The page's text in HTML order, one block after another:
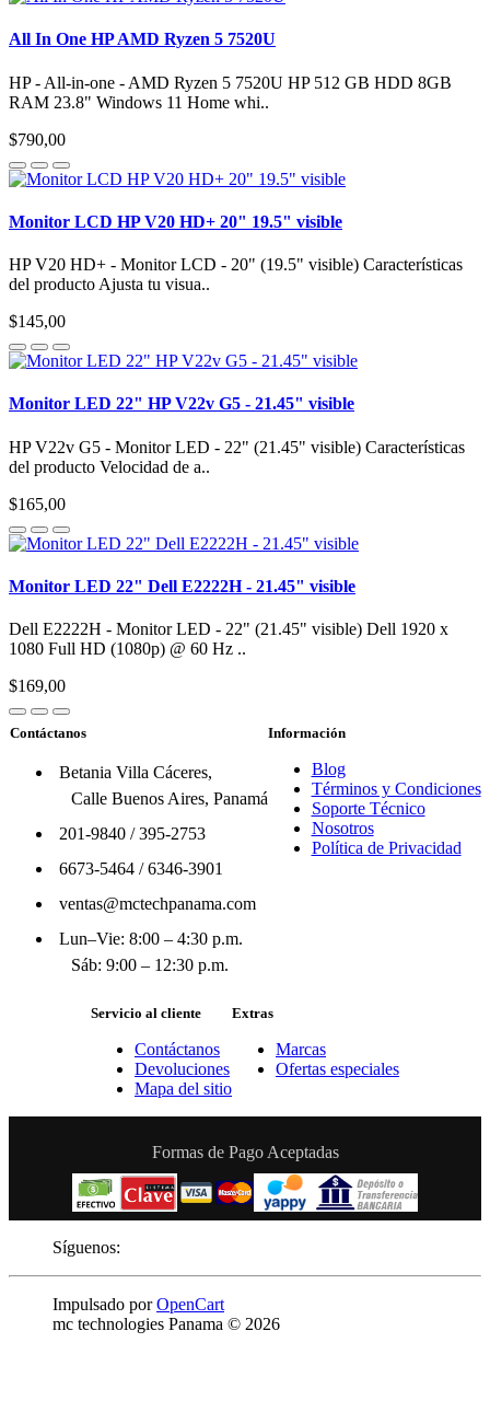
All In One HP AMD Ryzen 5 7520U
HP - All-in-one - AMD Ryzen 5 7520U HP 512 GB HDD 8GB
RAM 23.8" Windows 11 Home whi..
$790,00
Monitor LCD HP V20 HD+ 20" 19.5" visible
HP V20 HD+ - Monitor LCD - 20" (19.5" visible) Características
del producto Ajusta tu visua..
$145,00
Monitor LED 22" HP V22v G5 - 21.45" visible
HP V22v G5 - Monitor LED - 22" (21.45" visible) Características
del producto Velocidad de a..
$165,00
Monitor LED 22" Dell E2222H - 21.45" visible
Dell E2222H - Monitor LED - 22" (21.45" visible) Dell 1920 x
1080 Full HD (1080p) @ 60 Hz ..
$169,00
Contáctanos
Betania Villa Cáceres,
Calle Buenos Aires, Panamá
201-9840/395-2753
6673-5464/6346-3901
ventas@mctechpanama.com
Lun–Vie: 8:00 – 4:30 p.m.
Sáb: 9:00 – 12:30 p.m.
Información
Blog
Términos y Condiciones
Soporte Técnico
Nosotros
Política de Privacidad
Servicio al cliente
Contáctanos
Devoluciones
Mapa del sitio
Extras
Marcas
Ofertas especiales
Formas de Pago Aceptadas
Síguenos:
Impulsado porOpenCart
mc technologies Panama © 2026